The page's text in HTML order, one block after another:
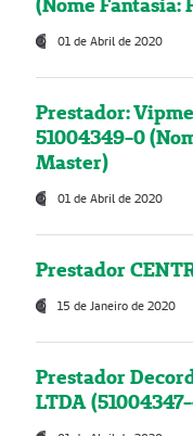
01 de Abril de 2020
Prestador:
51004349-0
Master)
01 de Abril de 2020
Prestador
15 de Janeiro de 2020
Prestador
LTDA